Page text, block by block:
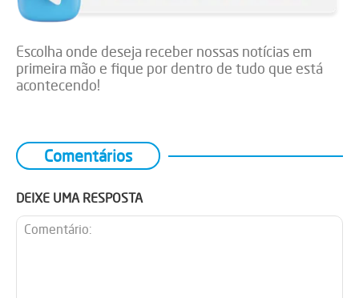
Escolha onde deseja receber nossas notícias em
primeira mão e fique por dentro de tudo que está
acontecendo!
Comentários
DEIXE UMA RESPOSTA